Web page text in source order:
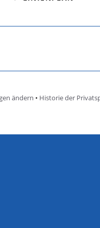
ändern • Historie der